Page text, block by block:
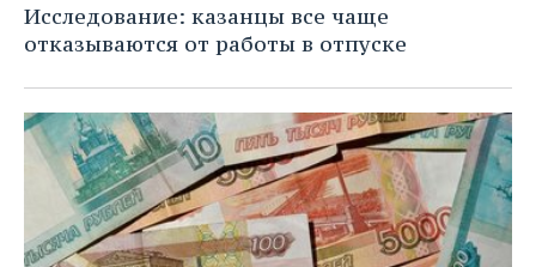
Исследование: казанцы все чаще
отказываются от работы в отпуске